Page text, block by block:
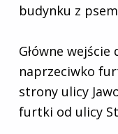
budynku z
Główne
naprzeciwko
strony ulicy
furtki od ulicy